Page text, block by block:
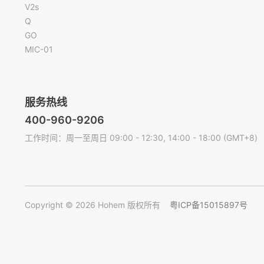
V2s
Q
GO
MIC-01
服务热线
400-960-9206
工作时间：周一至周日 09:00 - 12:30, 14:00 - 18:00 (GMT+8)
Copyright © 2026 Hohem 版权所有 粤ICP备15015897号